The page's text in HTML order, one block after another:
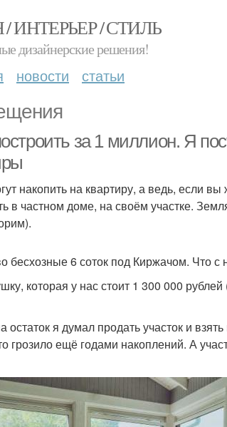
ИНТЕРЬЕР / СТИЛЬ
дизайнерские решения!
новости статьи
за 1 миллион. Я
накопить на квартиру, а ведь, если
частном доме, на своём участке.
бесхозные 6 соток под Киржачом. Что с
которая у нас стоит 1 300 000
я думал продать участок и
грозило ещё годами накоплений. А